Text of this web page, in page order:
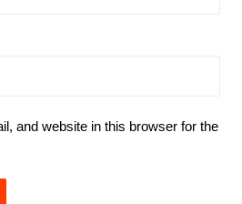
and website in this browser for the